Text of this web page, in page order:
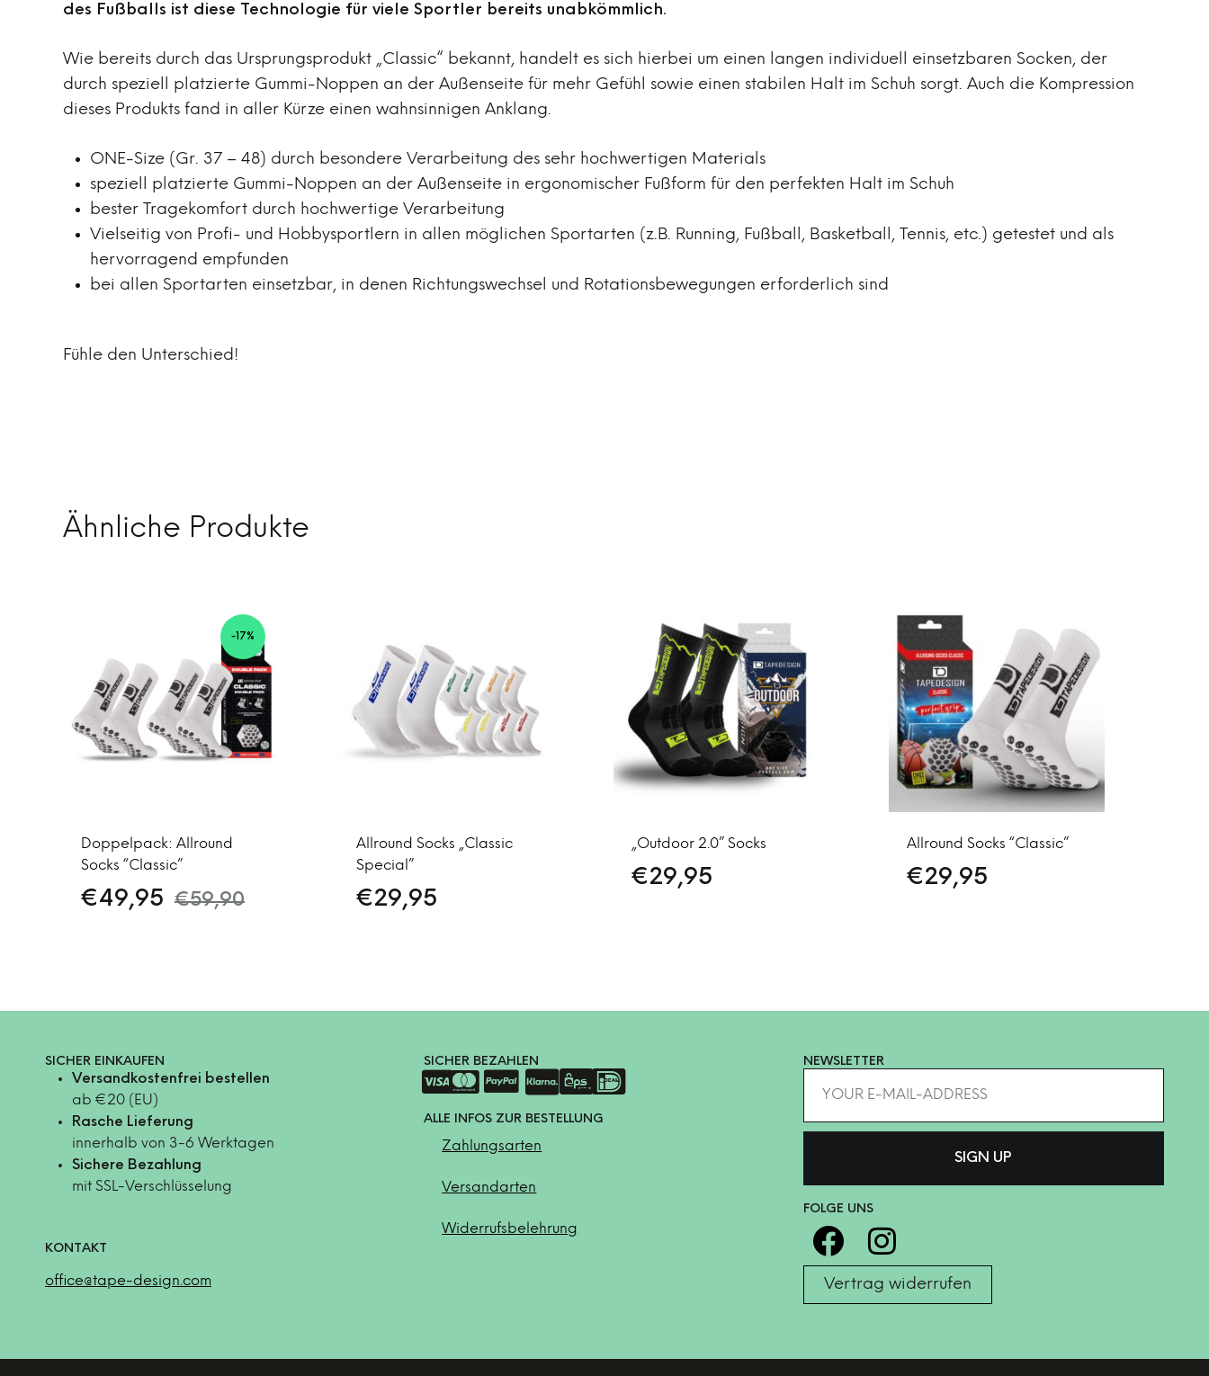
des Fußballs ist diese Technologie für viele Sportler bereits unabkömmlich.
Wie bereits durch das Ursprungsprodukt „Classic“ bekannt, handelt es sich hierbei um einen langen individuell einsetzbaren Socken, der
durch speziell platzierte Gummi-Noppen an der Außenseite für mehr Gefühl sowie einen stabilen Halt im Schuh sorgt. Auch die Kompression
dieses Produkts fand in aller Kürze einen wahnsinnigen Anklang.
ONE-Size (Gr. 37 – 48) durch besondere Verarbeitung des sehr hochwertigen Materials
speziell platzierte Gummi-Noppen an der Außenseite in ergonomischer Fußform für den perfekten Halt im Schuh
bester Tragekomfort durch hochwertige Verarbeitung
Vielseitig von Profi- und Hobbysportlern in allen möglichen Sportarten (z.B. Running, Fußball, Basketball, Tennis, etc.) getestet und als
hervorragend empfunden
bei allen Sportarten einsetzbar, in denen Richtungswechsel und Rotationsbewegungen erforderlich sind
Fühle den Unterschied!
Ähnliche Produkte
-17%
Doppelpack: Allround
Socks “Classic”
€49,95 €59,90
Allround Socks „Classic
Special”
€29,95
„Outdoor 2.0” Socks
€29,95
Allround Socks “Classic”
€29,95
SICHER EINKAUFEN
Versandkostenfrei bestellen
ab €20 (EU)
Rasche Lieferung
innerhalb von 3-6 Werktagen
Sichere Bezahlung
mit SSL-Verschlüsselung
KONTAKT
office@tape-design.com
SICHER BEZAHLEN
ALLE INFOS ZUR BESTELLUNG
Zahlungsarten
Versandarten
Widerrufsbelehrung
NEWSLETTER
FOLGE UNS
Vertrag widerrufen